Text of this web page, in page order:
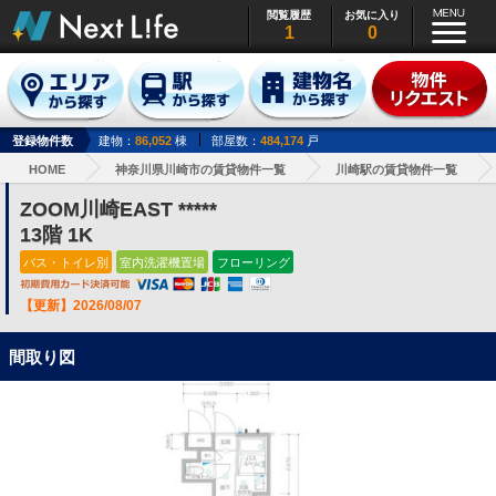
閲覧履歴
1
お気に入り
0
登録物件数 建物： 86,052 棟 部屋数： 484,174 戸
HOME 神奈川県川崎市の賃貸物件一覧 川崎駅の賃貸物件一覧
ZOOM川崎EAST *****
13階 1K
バス・トイレ別 室内洗濯機置場 フローリング
【更新】2026/08/07
間取り図